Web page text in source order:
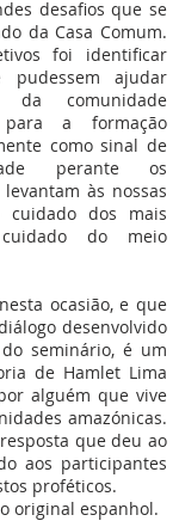
desafios que se
da Casa Comum.
foi identificar
pudessem ajudar
da comunidade
a formação
como sinal de
perante os
às nossas
cuidado dos mais
do meio
ocasião, e que
desenvolvido
seminário, é um
de Hamlet Lima
alguém que vive
amazónicas.
que deu ao
aos participantes
proféticos.
original espanhol.